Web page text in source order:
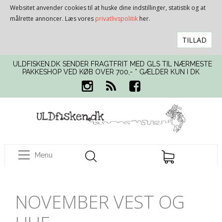
Websitet anvender cookies til at huske dine indstillinger, statistik og at
målrette annoncer. Læs vores privatlivspolitik her.
TILLAD
ULDFISKEN.DK SENDER FRAGTFRIT MED GLS TIL NÆRMESTE
PAKKESHOP VED KØB OVER 700,- * GÆLDER KUN I DK
Menu
NOVEMBER VEST OG